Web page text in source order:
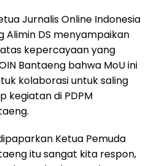
Jurnalis Online Indonesia
Alimin DS menyampaikan
kepercayaan yang
Bantaeng bahwa MoU ini
kolaborasi untuk saling
kegiatan di PDPM
Ketua Pemuda
itu sangat kita respon,